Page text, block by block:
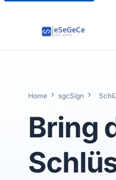
Home sgcSign
Bring